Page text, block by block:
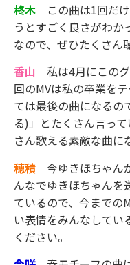
柊木 この曲は1回だ
うとすごく良さがわか
なので、ぜひたくさん
香山 私は4月にこの
回のMVは私の卒業を
ては最後の曲になるの
る)」とたくさん言っ
さん歌える素敵な曲に
穂積 今ゆきほちゃん
んなでゆきほちゃんを
ているので、今までの
い表情をみんなしてい
ください。